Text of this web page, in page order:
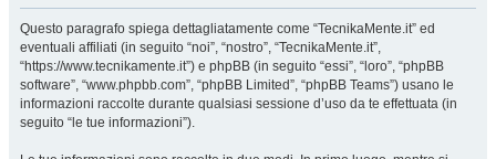
Questo paragrafo spiega dettagliatamente come “TecnikaMente.it” ed
eventuali affiliati (in seguito “noi”, “nostro”, “TecnikaMente.it”,
“https://www.tecnikamente.it”) e phpBB (in seguito “essi”, “loro”, “phpBB
software”, “www.phpbb.com”, “phpBB Limited”, “phpBB Teams”) usano le
informazioni raccolte durante qualsiasi sessione d’uso da te effettuata (in
seguito “le tue informazioni”).